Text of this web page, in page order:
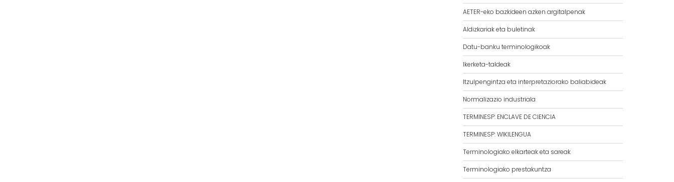
AETER-eko bazkideen azken argitalpenak
Aldizkariak eta buletinak
Datu-banku terminologikoak
Ikerketa-taldeak
Itzulpengintza eta interpretaziorako baliabideak
Normalizazio industriala
TERMINESP: ENCLAVE DE CIENCIA
TERMINESP: WIKILENGUA
Terminologiako elkarteak eta sareak
Terminologiako prestakuntza